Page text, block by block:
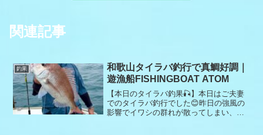
関連記事
釣果
和歌山タイラバ釣行で真鯛好調｜
遊漁船FISHINGBOAT ATOM
【本日のタイラバ釣果🎣】本日はご夫妻
でのタイラバ釣行でした😊昨日の強風の
影響でイワシの群れが散ってしまい、群